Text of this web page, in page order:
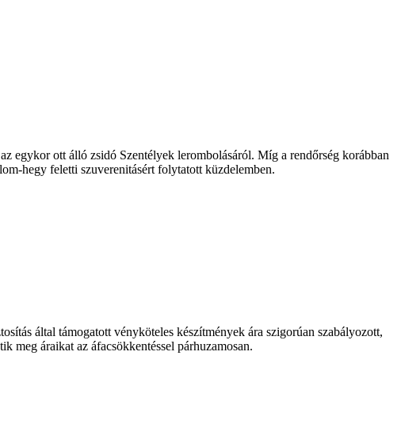
egykor ott álló zsidó Szentélyek lerombolásáról. Míg a rendőrség korábban
hegy feletti szuverenitásért folytatott küzdelemben.
által támogatott vényköteles készítmények ára szigorúan szabályozott,
meg áraikat az áfacsökkentéssel párhuzamosan.